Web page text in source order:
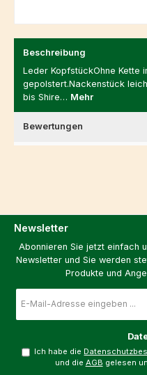
Beschreibung
Leder KopfstückOhne Kette
gepolstert.Nackenstück
bis Shire… Mehr
Bewertungen
Newsletter
Abonnieren Sie jetzt einfach
Newsletter und Sie werden
Produkte und
Mail-
Ich habe die
und die AGB gelesen